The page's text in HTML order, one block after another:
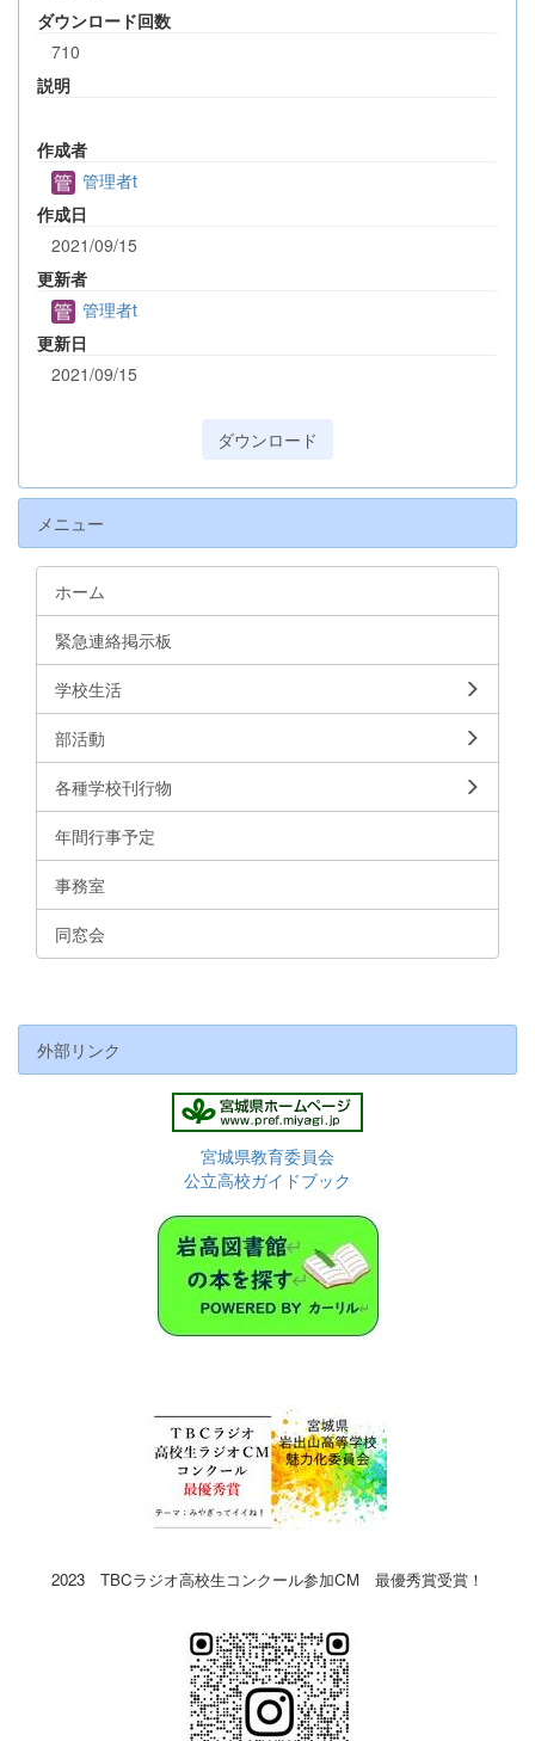
ダウンロード回数
710
説明
作成者
管理者t
作成日
2021/09/15
更新者
管理者t
更新日
2021/09/15
ダウンロード
メニュー
ホーム
緊急連絡掲示板
学校生活
部活動
各種学校刊行物
年間行事予定
事務室
同窓会
外部リンク
宮城県教育委員会
公立高校ガイドブック
2023 TBCラジオ高校生コンクール参加CM 最優秀賞受賞！